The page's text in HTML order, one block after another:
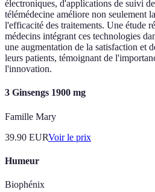
électroniques, d'applications de suivi
télémédecine améliore non seulement
l'efficacité des traitements. Une étude
médecins intégrant ces technologies
une augmentation de la satisfaction et
leurs patients, témoignant de
l'innovation.
3 Ginsengs 1900 mg
Famille Mary
39.90 EURVoir le prix
Humeur
Biophénix